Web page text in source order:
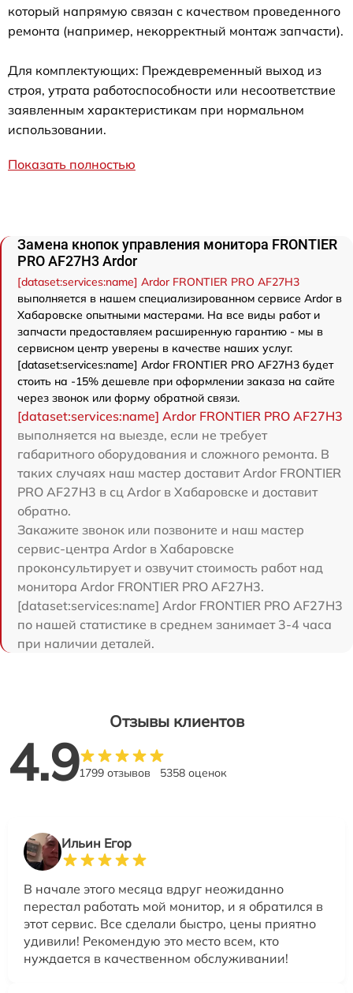
который напрямую связан с качеством проведенного
ремонта (например, некорректный монтаж запчасти).
Для комплектующих: Преждевременный выход из
строя, утрата работоспособности или несоответствие
заявленным характеристикам при нормальном
использовании.
Показать полностью
Замена кнопок управления монитора FRONTIER
PRO AF27H3 Ardor
[dataset:services:name] Ardor FRONTIER PRO AF27H3
выполняется в нашем специализированном сервисе Ardor в
Хабаровске опытными мастерами. На все виды работ и
запчасти предоставляем расширенную гарантию - мы в
сервисном центр уверены в качестве наших услуг.
[dataset:services:name] Ardor FRONTIER PRO AF27H3 будет
стоить на -15% дешевле при оформлении заказа на сайте
через звонок или форму обратной связи.
[dataset:services:name] Ardor FRONTIER PRO AF27H3
выполняется на выезде, если не требует
габаритного оборудования и сложного ремонта. В
таких случаях наш мастер доставит Ardor FRONTIER
PRO AF27H3 в сц Ardor в Хабаровске и доставит
обратно.
Закажите звонок или позвоните и наш мастер
сервис-центра Ardor в Хабаровске
проконсультирует и озвучит стоимость работ над
монитора Ardor FRONTIER PRO AF27H3.
[dataset:services:name] Ardor FRONTIER PRO AF27H3
по нашей статистике в среднем занимает 3-4 часа
при наличии деталей.
Отзывы клиентов
4.91799 отзывов 5358 оценок
Ильин Егор
В начале этого месяца вдруг неожиданно
перестал работать мой монитор, и я обратился в
этот сервис. Все сделали быстро, цены приятно
удивили! Рекомендую это место всем, кто
нуждается в качественном обслуживании!